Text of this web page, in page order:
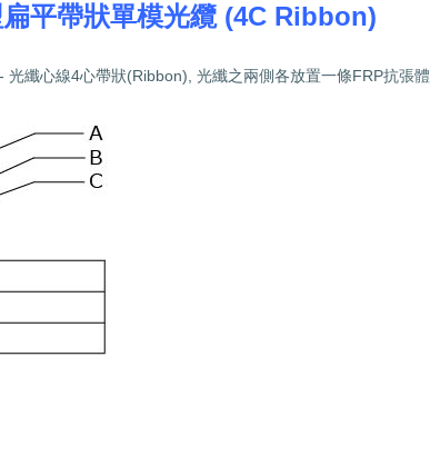
平帶狀單模光纜(4C Ribbon)
- 光纖心線4心帶狀(Ribbon), 光纖之兩側各放置一條FRP抗張體